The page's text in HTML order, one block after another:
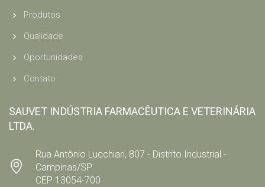
Produtos
Qualidade
Oportunidades
Contato
SAUVET INDÚSTRIA FARMACÊUTICA E VETERINÁRIA
LTDA.
Rua Antônio Lucchiari, 807 - Distrito Industrial -
Campinas/SP
CEP 13054-700